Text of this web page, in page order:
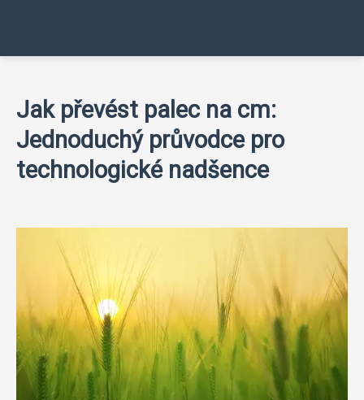
Jak převést palec na cm:
Jednoduchý průvodce pro
technologické nadšence